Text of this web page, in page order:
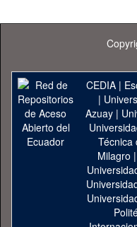
CEDIA|
|
Azuay|
Técnica
Milagro |